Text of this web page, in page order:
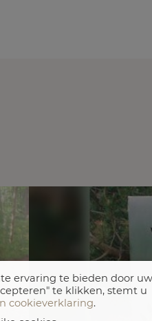
ervaring te bieden door uw
te klikken, stemt u
cookieverklaring.